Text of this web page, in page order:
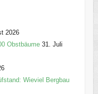
2026
Obstbäume 31. Juli
Wieviel Bergbau